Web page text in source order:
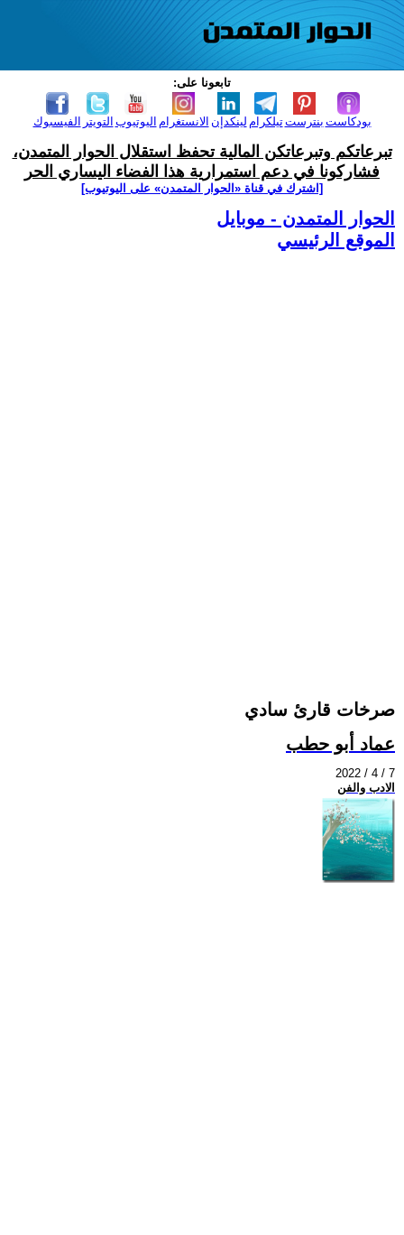
تابعونا على:
الفيسبوك التويتر اليوتيوب الانستغرام لينكدإن تيلكرامبنترست بودكاست
تبرعاتكم وتبرعاتكن المالية تحفظ استقلال الحوار المتمدن،
فشاركونا في دعم استمرارية هذا الفضاء اليساري الحر
[اشترك في قناة ‫«الحوار المتمدن» على اليوتيوب]
الحوار المتمدن - موبايل
الموقع الرئيسي
صرخات قارئ سادي
عماد أبو حطب
2022 / 4 / 7
الادب والفن